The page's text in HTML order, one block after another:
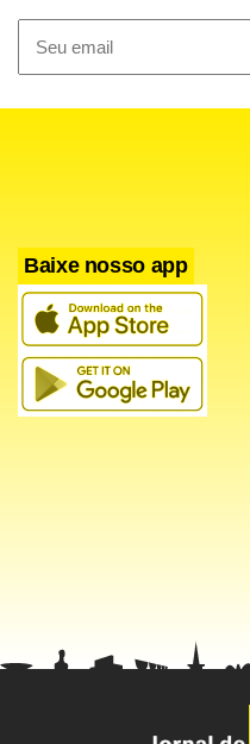
Baixe nosso app